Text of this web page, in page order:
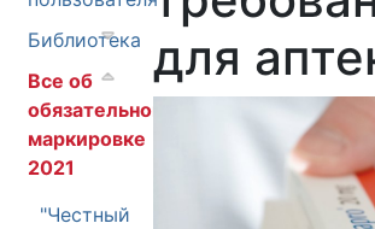
Библиотека
Все об
обязательной
маркировке
2021
"Честный
для